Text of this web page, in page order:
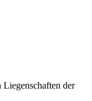
Liegenschaften der